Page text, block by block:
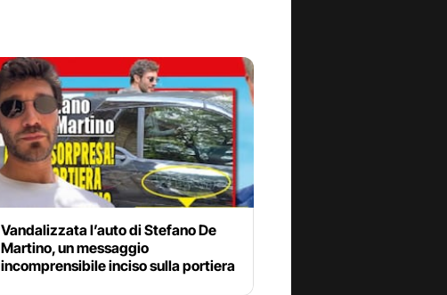
Vandalizzata l’auto di Stefano De
Martino, un messaggio
incomprensibile inciso sulla portiera